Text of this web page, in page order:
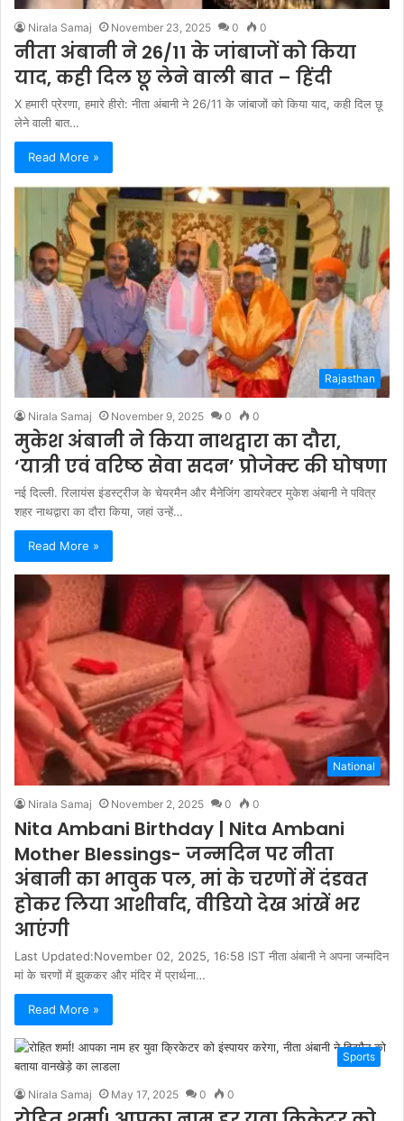
Nirala Samaj November 23, 2025 0 0
नीता अंबानी ने 26/11 के जांबाजों को किया
याद, कही दिल छू लेने वाली बात – हिंदी
X हमारी प्रेरणा, हमारे हीरो: नीता अंबानी ने 26/11 के जांबाजों को किया याद, कही दिल छू
लेने वाली बात…
Read More »
Rajasthan
Nirala Samaj November 9, 2025 0 0
मुकेश अंबानी ने किया नाथद्वारा का दौरा,
‘यात्री एवं वरिष्ठ सेवा सदन’ प्रोजेक्ट की घोषणा
नई दिल्ली. रिलायंस इंडस्ट्रीज के चेयरमैन और मैनेजिंग डायरेक्टर मुकेश अंबानी ने पवित्र
शहर नाथद्वारा का दौरा किया, जहां उन्हें…
Read More »
National
Nirala Samaj November 2, 2025 0 0
Nita Ambani Birthday | Nita Ambani
Mother Blessings- जन्मदिन पर नीता
अंबानी का भावुक पल, मां के चरणों में दंडवत
होकर लिया आशीर्वाद, वीडियो देख आंखें भर
आएंगी
Last Updated:November 02, 2025, 16:58 IST नीता अंबानी ने अपना जन्मदिन
मां के चरणों में झुककर और मंदिर में प्रार्थना…
Read More »
Sports
Nirala Samaj May 17, 2025 0 0